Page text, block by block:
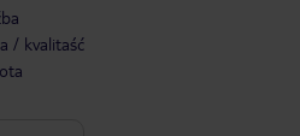
/ kvalitaść